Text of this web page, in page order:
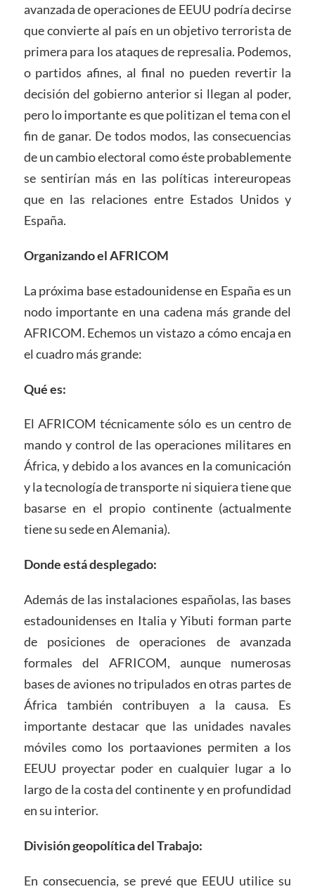
avanzada de operaciones de EEUU podría decirse
que convierte al país en un objetivo terrorista de
primera para los ataques de represalia. Podemos,
o partidos afines, al final no pueden revertir la
decisión del gobierno anterior si llegan al poder,
pero lo importante es que politizan el tema con el
fin de ganar. De todos modos, las consecuencias
de un cambio electoral como éste probablemente
se sentirían más en las políticas intereuropeas
que en las relaciones entre Estados Unidos y
España.
Organizando el AFRICOM
La próxima base estadounidense en España es un
nodo importante en una cadena más grande del
AFRICOM. Echemos un vistazo a cómo encaja en
el cuadro más grande:
Qué es:
El AFRICOM técnicamente sólo es un centro de
mando y control de las operaciones militares en
África, y debido a los avances en la comunicación
y la tecnología de transporte ni siquiera tiene que
basarse en el propio continente (actualmente
tiene su sede en Alemania).
Donde está desplegado:
Además de las instalaciones españolas, las bases
estadounidenses en Italia y Yibuti forman parte
de posiciones de operaciones de avanzada
formales del AFRICOM, aunque numerosas
bases de aviones no tripulados en otras partes de
África también contribuyen a la causa. Es
importante destacar que las unidades navales
móviles como los portaaviones permiten a los
EEUU proyectar poder en cualquier lugar a lo
largo de la costa del continente y en profundidad
en su interior.
División geopolítica del Trabajo:
En consecuencia, se prevé que EEUU utilice su